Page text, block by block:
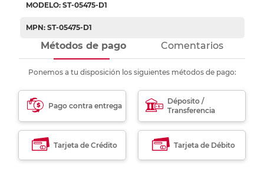
MODELO: ST-05475-D1
MPN: ST-05475-D1
Métodos de pago Comentarios
Ponemos a tu disposición los siguientes métodos de pago:
Pago contra entrega
Déposito /
Transferencia
Tarjeta de Crédito Tarjeta de Débito